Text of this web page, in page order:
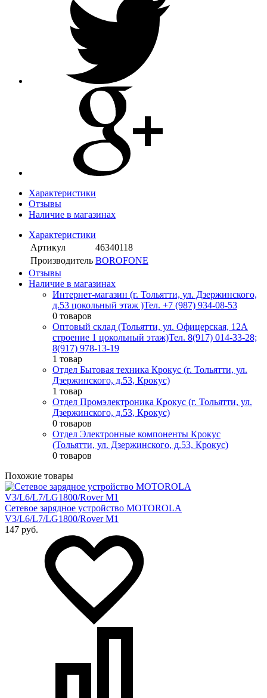
Характеристики
Отзывы
Наличие в магазинах
Характеристики
Артикул
46340118
Производитель BOROFONE
Отзывы
Наличие в магазинах
Интернет-магазин (г. Тольятти, ул. Дзержинского,
д.53 цокольный этаж )Тел. +7 (987) 934-08-53
0 товаров
Оптовый склад (Тольятти, ул. Офицерская, 12А
строение 1 цокольный этаж)Тел. 8(917) 014-33-28;
8(917) 978-13-19
1 товар
Отдел Бытовая техника Крокус (г. Тольятти, ул.
Дзержинского, д.53, Крокус)
1 товар
Отдел Промэлектроника Крокус (г. Тольятти, ул.
Дзержинского, д.53, Крокус)
0 товаров
Отдел Электронные компоненты Крокус
(Тольятти, ул. Дзержинского, д.53, Крокус)
0 товаров
Похожие товары
Сетевое зарядное устройство MOTOROLA
V3/L6/L7/LG1800/Rover M1
147 руб.